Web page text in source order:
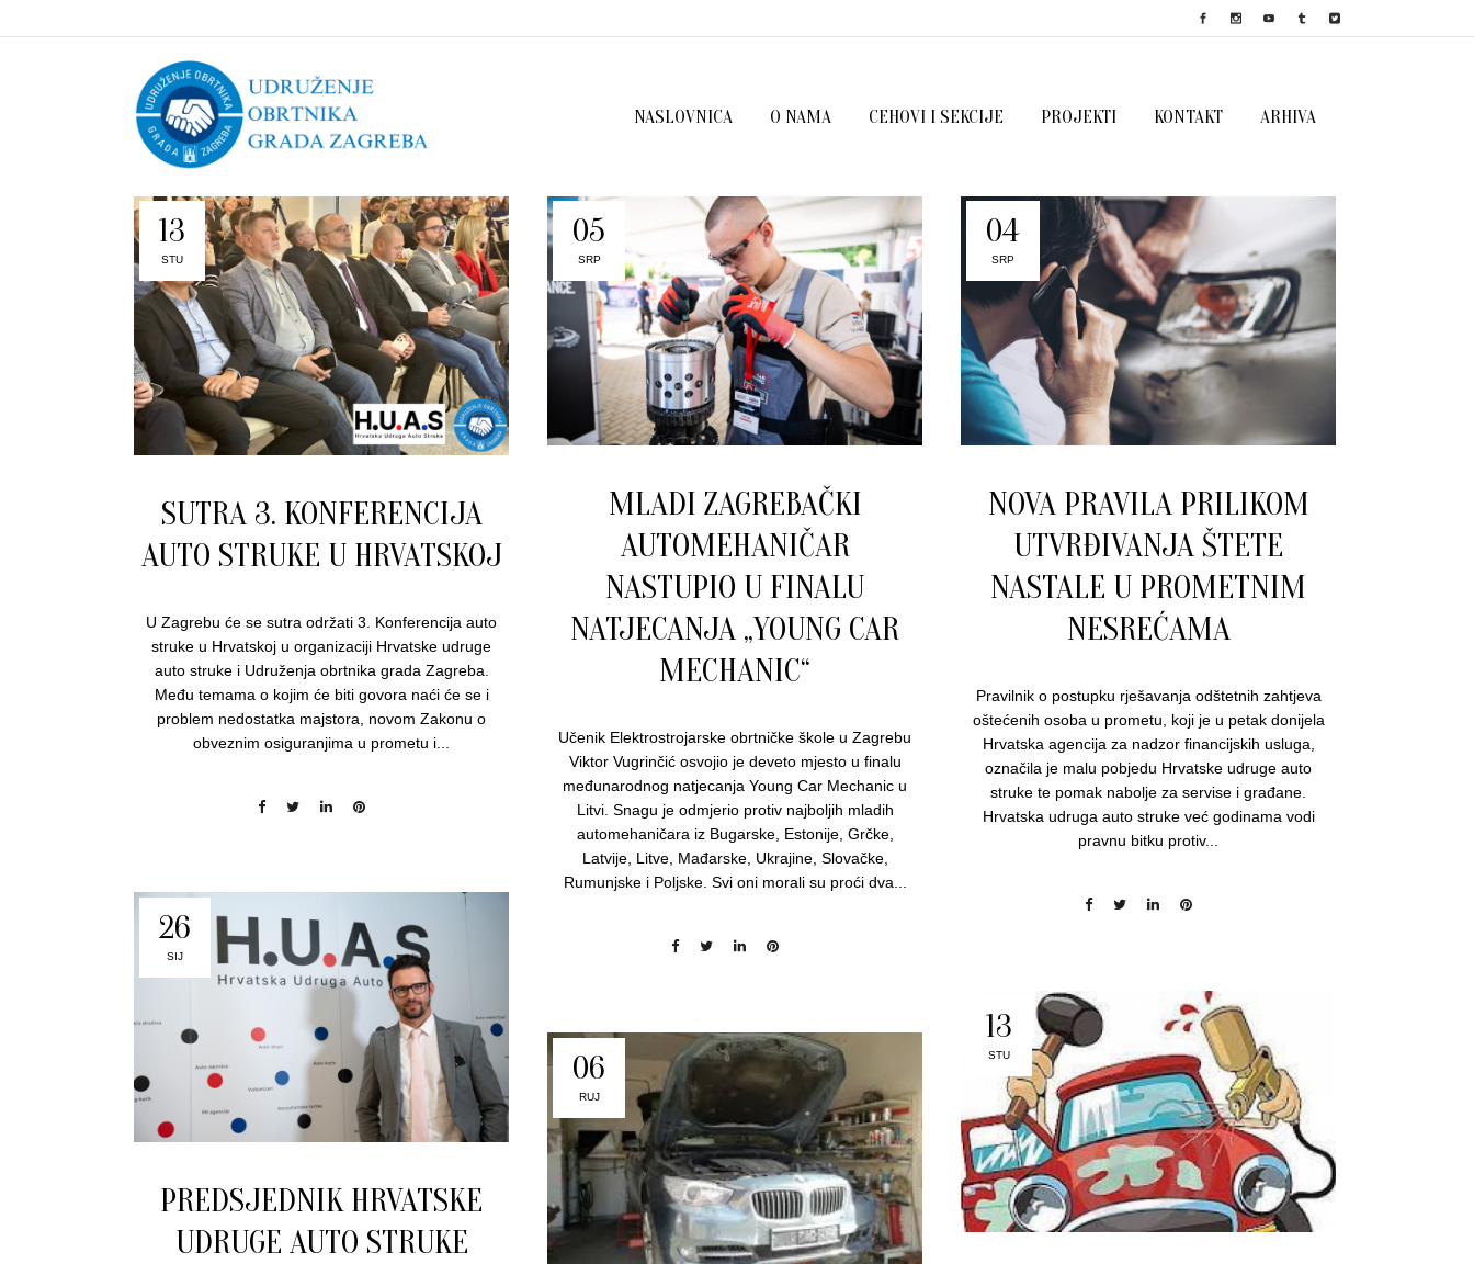
NASLOVNICA O NAMA CEHOVI I SEKCIJE PROJEKTI KONTAKT ARHIVA
13
STU
SUTRA 3. KONFERENCIJA
AUTO STRUKE U HRVATSKOJ
U Zagrebu će se sutra održati 3. Konferencija auto
struke u Hrvatskoj u organizaciji Hrvatske udruge
auto struke i Udruženja obrtnika grada Zagreba.
Među temama o kojim će biti govora naći će se i
problem nedostatka majstora, novom Zakonu o
obveznim osiguranjima u prometu i...
05
SRP
MLADI ZAGREBAČKI
AUTOMEHANIČAR
NASTUPIO U FINALU
NATJECANJA „YOUNG CAR
MECHANIC“
Učenik Elektrostrojarske obrtničke škole u Zagrebu
Viktor Vugrinčić osvojio je deveto mjesto u finalu
međunarodnog natjecanja Young Car Mechanic u
Litvi. Snagu je odmjerio protiv najboljih mladih
automehaničara iz Bugarske, Estonije, Grčke,
Latvije, Litve, Mađarske, Ukrajine, Slovačke,
Rumunjske i Poljske. Svi oni morali su proći dva...
04
SRP
NOVA PRAVILA PRILIKOM
UTVRĐIVANJA ŠTETE
NASTALE U PROMETNIM
NESREĆAMA
Pravilnik o postupku rješavanja odštetnih zahtjeva
oštećenih osoba u prometu, koji je u petak donijela
Hrvatska agencija za nadzor financijskih usluga,
označila je malu pobjedu Hrvatske udruge auto
struke te pomak nabolje za servise i građane.
Hrvatska udruga auto struke već godinama vodi
pravnu bitku protiv...
26
SIJ
PREDSJEDNIK HRVATSKE
UDRUGE AUTO STRUKE
13
STU
06
RUJ